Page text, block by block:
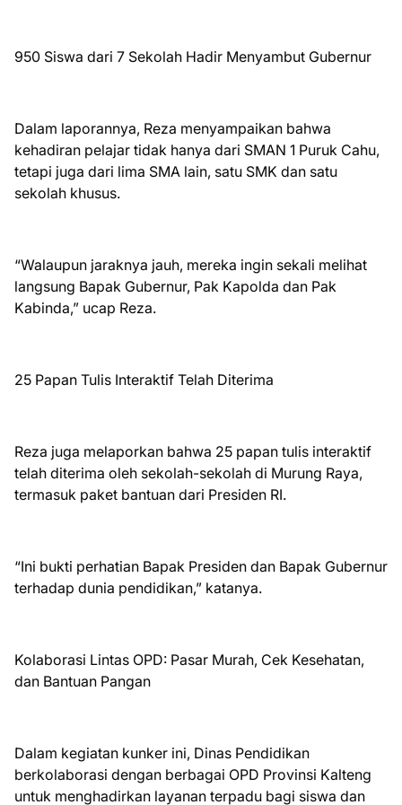
950 Siswa dari 7 Sekolah Hadir Menyambut Gubernur
Dalam laporannya, Reza menyampaikan bahwa
kehadiran pelajar tidak hanya dari SMAN 1 Puruk Cahu,
tetapi juga dari lima SMA lain, satu SMK dan satu
sekolah khusus.
“Walaupun jaraknya jauh, mereka ingin sekali melihat
langsung Bapak Gubernur, Pak Kapolda dan Pak
Kabinda,” ucap Reza.
25 Papan Tulis Interaktif Telah Diterima
Reza juga melaporkan bahwa 25 papan tulis interaktif
telah diterima oleh sekolah-sekolah di Murung Raya,
termasuk paket bantuan dari Presiden RI.
“Ini bukti perhatian Bapak Presiden dan Bapak Gubernur
terhadap dunia pendidikan,” katanya.
Kolaborasi Lintas OPD: Pasar Murah, Cek Kesehatan,
dan Bantuan Pangan
Dalam kegiatan kunker ini, Dinas Pendidikan
berkolaborasi dengan berbagai OPD Provinsi Kalteng
untuk menghadirkan layanan terpadu bagi siswa dan